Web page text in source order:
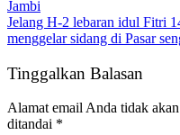
Jambi
Jelang H-2 lebaran idul Fitri
menggelar sidang di Pasar
Tinggalkan Balasan
Alamat email Anda tidak
ditandai *